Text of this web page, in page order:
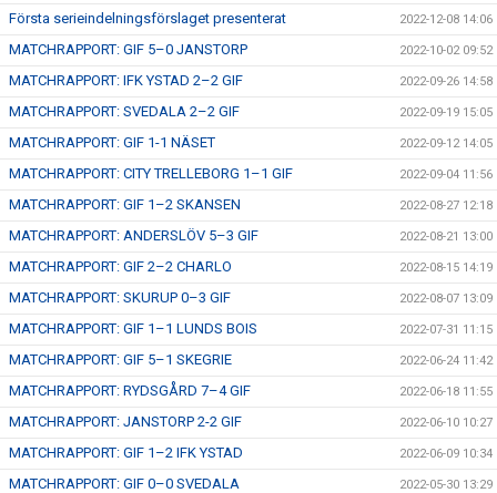
Första serieindelningsförslaget presenterat 2022-12-08 14:06
MATCHRAPPORT: GIF 5–0 JANSTORP 2022-10-02 09:52
MATCHRAPPORT: IFK YSTAD 2–2 GIF 2022-09-26 14:58
MATCHRAPPORT: SVEDALA 2–2 GIF 2022-09-19 15:05
MATCHRAPPORT: GIF 1-1 NÄSET 2022-09-12 14:05
MATCHRAPPORT: CITY TRELLEBORG 1–1 GIF 2022-09-04 11:56
MATCHRAPPORT: GIF 1–2 SKANSEN 2022-08-27 12:18
MATCHRAPPORT: ANDERSLÖV 5–3 GIF 2022-08-21 13:00
MATCHRAPPORT: GIF 2–2 CHARLO 2022-08-15 14:19
MATCHRAPPORT: SKURUP 0–3 GIF 2022-08-07 13:09
MATCHRAPPORT: GIF 1–1 LUNDS BOIS 2022-07-31 11:15
MATCHRAPPORT: GIF 5–1 SKEGRIE 2022-06-24 11:42
MATCHRAPPORT: RYDSGÅRD 7–4 GIF 2022-06-18 11:55
MATCHRAPPORT: JANSTORP 2-2 GIF 2022-06-10 10:27
MATCHRAPPORT: GIF 1–2 IFK YSTAD 2022-06-09 10:34
MATCHRAPPORT: GIF 0–0 SVEDALA 2022-05-30 13:29